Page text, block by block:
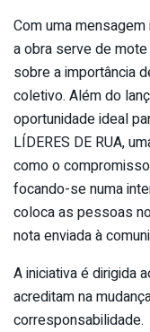
Com uma
a obra serve de
sobre a importância
coletivo. Além do
oportunidade ideal
LÍDERES DE RUA,
como o
focando-se numa
coloca as pessoas
nota enviada à
A iniciativa é dirigida
acreditam na
corresponsabilidade.